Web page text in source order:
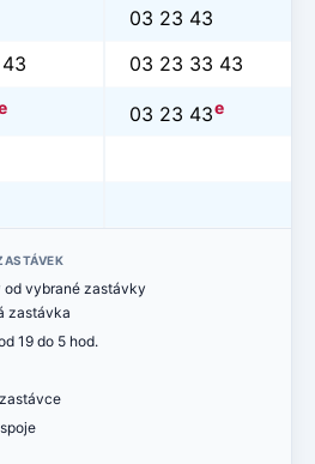
03 23 43
03 23 33 43
03 23 43e
od vybrané zastávky
zastávka
19 do 5 hod.